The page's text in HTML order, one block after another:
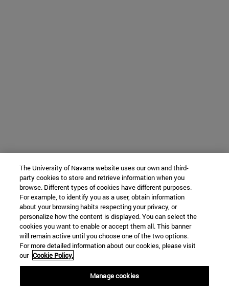
The University of Navarra website uses our own and third-
party cookies to store and retrieve information when you
browse. Different types of cookies have different purposes.
For example, to identify you as a user, obtain information
about your browsing habits respecting your privacy, or
personalize how the content is displayed. You can select the
cookies you want to enable or accept them all. This banner
will remain active until you choose one of the two options.
For more detailed information about our cookies, please visit
our Cookie Policy.
Manage cookies